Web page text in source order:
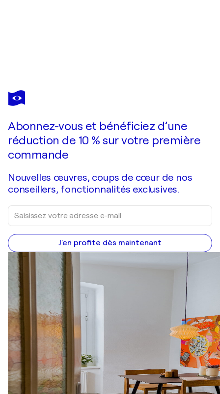
CFEY
Klan Love
Abonnez-vous et bénéficiez d’une
réduction de 10 % sur votre première
commande
Nouvelles œuvres, coups de cœur de nos
conseillers, fonctionnalités exclusives.
J'en profite dès maintenant